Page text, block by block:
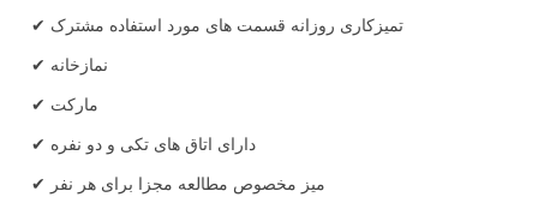
تمیزکاری روزانه قسمت های مورد استفاده مشترک
نمازخانه
مارکت
دارای اتاق های تکی و دو نفره
میز مخصوص مطالعه مجزا برای هر نفر